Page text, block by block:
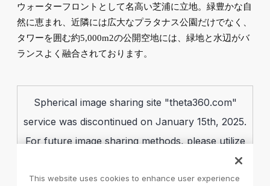
ウォーターフロントとして名高い芝浦に立地。緑豊かな自
然に恵まれ、近隣には広大なプラタナス公園だけでなく、
タワーを囲む約5,000m2の公開空地には、緑地と水辺がバ
ランスよく融合されております。